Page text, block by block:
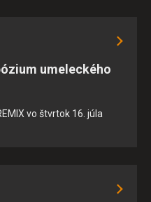
umeleckého
vo štvrtok 16. júla